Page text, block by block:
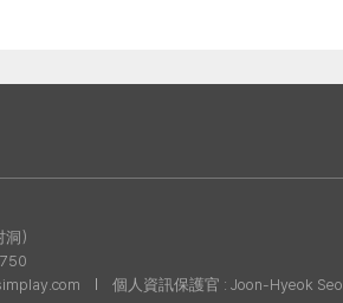
）
個人資訊保護官 : Joon-Hyeok Seo